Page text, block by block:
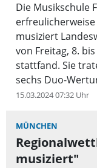
Die Musikschule
musiziert
von Freitag, 8.
stattfand. Sie
sechs Duo-
erfreuliche fünf
Preise erreicht
15.03.2024 07:32 Uhr
MÜNCHEN
musiziert"